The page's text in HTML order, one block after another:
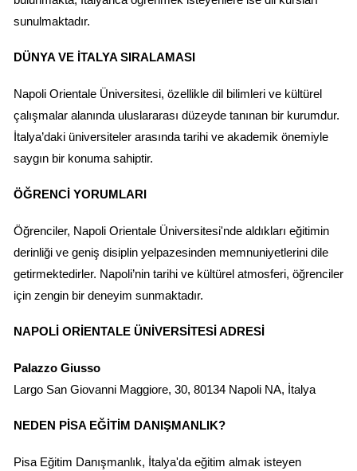
sunulmaktadır.
DÜNYA VE İTALYA SIRALAMASI
Napoli Orientale Üniversitesi, özellikle dil bilimleri ve kültürel
çalışmalar alanında uluslararası düzeyde tanınan bir kurumdur.
İtalya’daki üniversiteler arasında tarihi ve akademik önemiyle
saygın bir konuma sahiptir.
ÖĞRENCI YORUMLARI
Öğrenciler, Napoli Orientale Üniversitesi'nde aldıkları eğitimin
derinliği ve geniş disiplin yelpazesinden memnuniyetlerini dile
getirmektedirler. Napoli’nin tarihi ve kültürel atmosferi, öğrenciler
için zengin bir deneyim sunmaktadır.
NAPOLI ORIENTALE ÜNIVERSITESI ADRESI
Palazzo Giusso
Largo San Giovanni Maggiore, 30, 80134 Napoli NA, İtalya
NEDEN PISA EĞITIM DANIŞMANLIK?
Pisa Eğitim Danışmanlık, İtalya'da eğitim almak isteyen